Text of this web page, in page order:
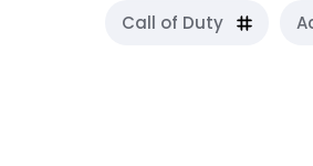
Call of Duty